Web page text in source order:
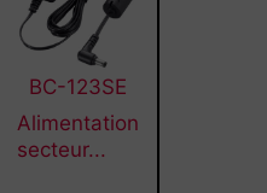
BC-123SE
Alimentation
secteur...